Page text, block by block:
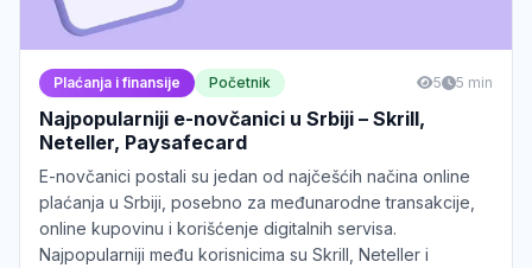
Plaćanja i finansije Početnik 5 5 min
Najpopularniji e-novčanici u Srbiji – Skrill,
Neteller, Paysafecard
E-novčanici postali su jedan od najčešćih načina online
plaćanja u Srbiji, posebno za međunarodne transakcije,
online kupovinu i korišćenje digitalnih servisa.
Najpopularniji među korisnicima su Skrill, Neteller i